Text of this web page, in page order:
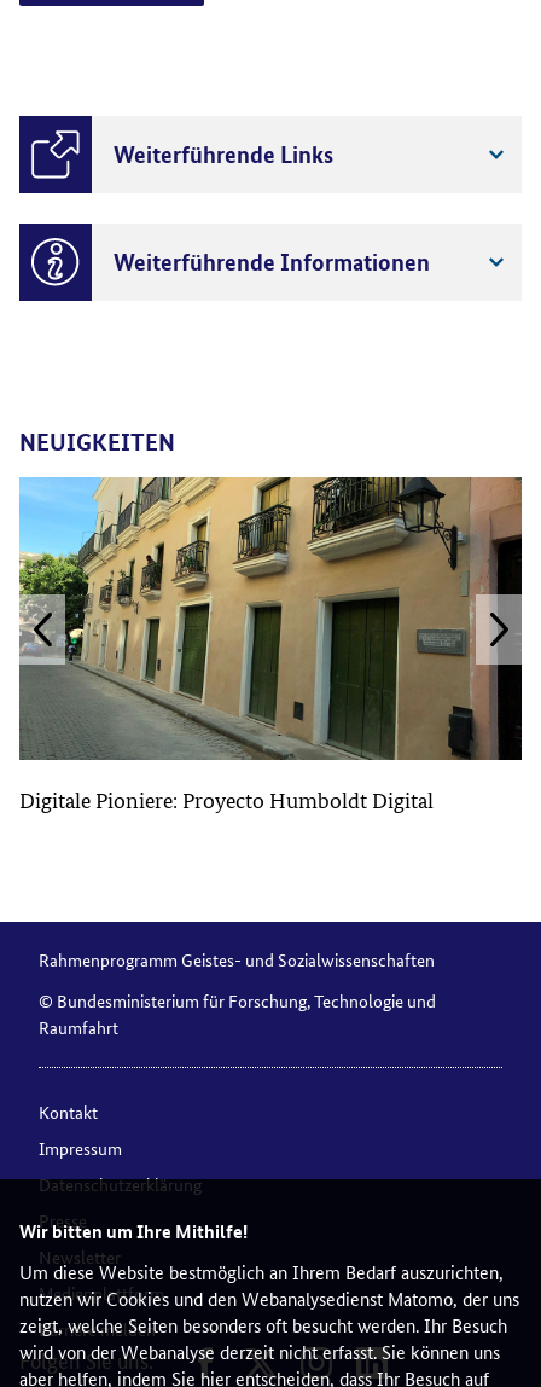
Wir bitten um Ihre Mithilfe!
Um diese Website bestmöglich an Ihrem Bedarf auszurichten,
nutzen wir Cookies und den Webanalysedienst Matomo, der uns
zeigt, welche Seiten besonders oft besucht werden. Ihr Besuch
wird von der Webanalyse derzeit nicht erfasst. Sie können uns
aber helfen, indem Sie hier entscheiden, dass Ihr Besuch auf
Weiterführende Links
Weiterführende Informationen
NEUIGKEITEN
Digitale Pioniere: Proyecto Humboldt Digital
Rahmenprogramm Geistes- und Sozialwissenschaften
© Bundesministerium für Forschung, Technologie und
Raumfahrt
Kontakt
Impressum
Datenschutzerklärung
Presse
Newsletter
Medienplattform
Barriere melden
Folgen Sie uns: